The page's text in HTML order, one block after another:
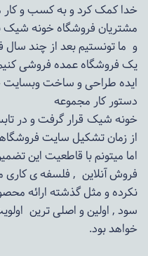
خدا کمک کرد و به کسب و کار
مشتریان فروشگاه خونه شیک
و ما تونستیم بعد از چند سال
یک فروشگاه عمده فروشی
دستور کار مجموعه
خونه شیک قرار گرفت و در تابستان 1400 به مرحله
از زمان تشکیل سایت
اما میتونم با قاطعیت این
فروش آنلاین , فلسفه ی کاری
نکرده و مثل گذشته ارائه
سود , اولین و اصلی ترین
خواهد بود.